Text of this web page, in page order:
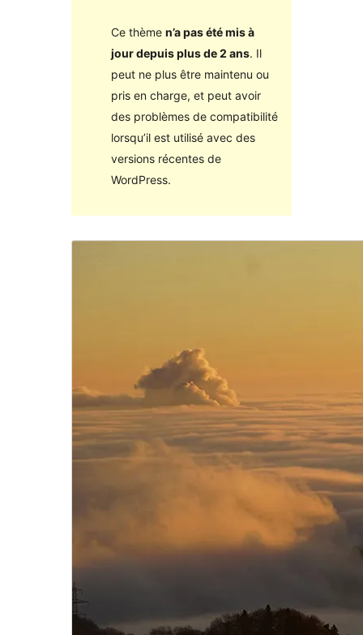
Ce thème n’a pas été mis à
jour depuis plus de 2 ans. Il
peut ne plus être maintenu ou
pris en charge, et peut avoir
des problèmes de compatibilité
lorsqu’il est utilisé avec des
versions récentes de
WordPress.